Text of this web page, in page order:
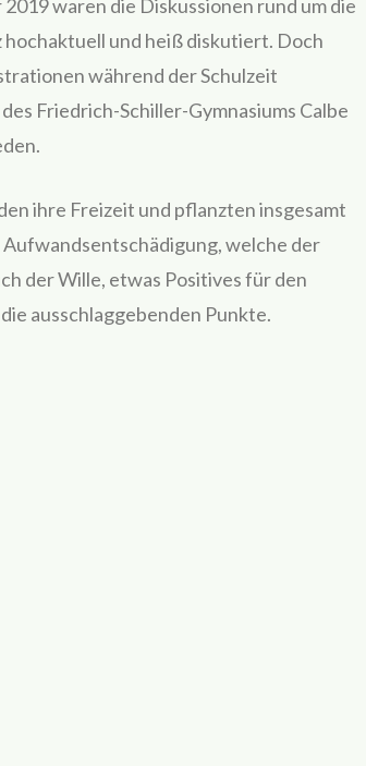
waren die Diskussionen rund um die
und heiß diskutiert. Doch
während der Schulzeit
Friedrich-Schiller-Gymnasiums Calbe
ihre Freizeit und pflanzten insgesamt
welche der
der Wille, etwas Positives für den
ausschlaggebenden Punkte.